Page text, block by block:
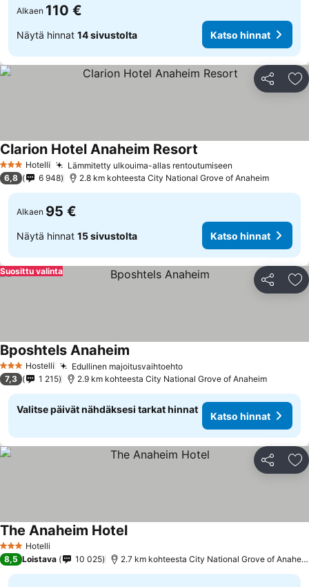
Alkaen 110 €
Näytä hinnat 14 sivustolta Katso hinnat
Jaa
3 Tähtiluokitus
Hotelli Lämmitetty ulkouima-allas rentoutumiseen
Clarion Hotel Anaheim Resort
6,8 6 948 2.8 km kohteesta City National Grove of Anaheim
Alkaen 95 €
Näytä hinnat 15 sivustolta Katso hinnat
Jaa
Suosittu valinta
3 Tähtiluokitus
Hostelli Edullinen majoitusvaihtoehtoKatso hinnat
Bposhtels Anaheim
7,3 1 215 2.9 km kohteesta City National Grove of Anaheim
Valitse päivät nähdäksesi tarkat hinnat
Katso hinnat
Jaa
3 Tähtiluokitus
Hotelli
The Anaheim HotelKatso hinnat
8,5 Loistava 10 025 2.7 km kohteesta City National Grove of